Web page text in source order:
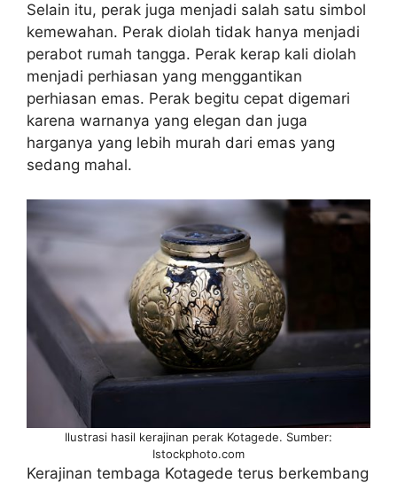
Selain itu, perak juga menjadi salah satu simbol
kemewahan. Perak diolah tidak hanya menjadi
perabot rumah tangga. Perak kerap kali diolah
menjadi perhiasan yang menggantikan
perhiasan emas. Perak begitu cepat digemari
karena warnanya yang elegan dan juga
harganya yang lebih murah dari emas yang
sedang mahal.
Ilustrasi hasil kerajinan perak Kotagede. Sumber:
Istockphoto.com
Kerajinan tembaga Kotagede terus berkembang